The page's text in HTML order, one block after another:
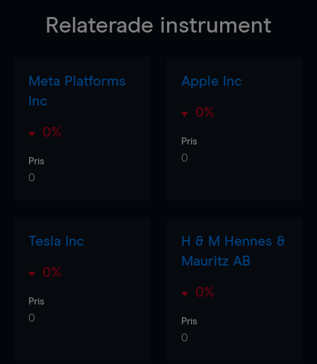
Relaterade instrument
Meta Platforms
Inc
0%
Pris
0
Apple Inc
0%
Pris
0
Tesla Inc
0%
Pris
0
H & M Hennes &
Mauritz AB
0%
Pris
0